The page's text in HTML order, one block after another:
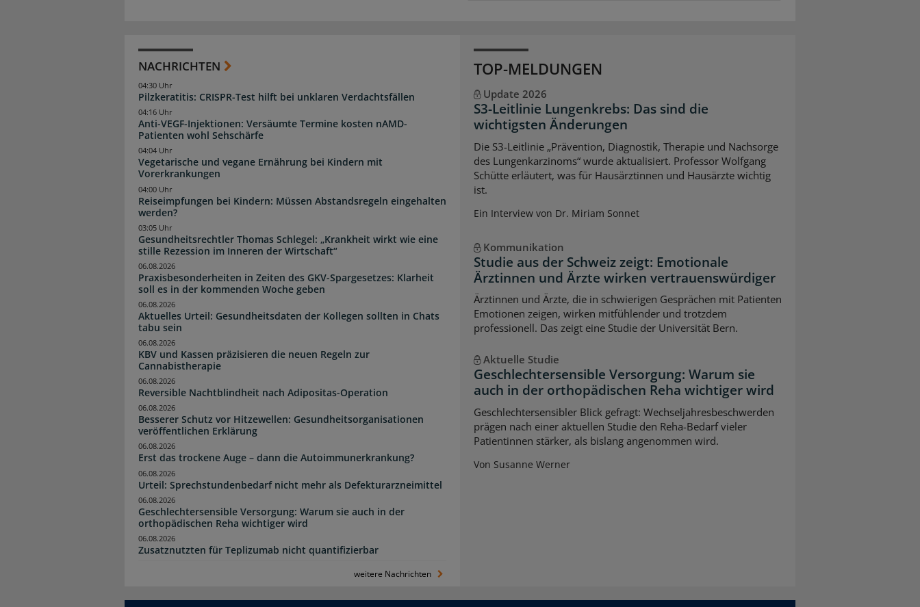
NACHRICHTEN
Pilzkeratitis: CRISPR-Test hilft bei unklaren Verdachtsfällen
04:30 Uhr
Anti-VEGF-Injektionen: Versäumte Termine kosten nAMD-
Patienten wohl Sehschärfe
04:16 Uhr
Vegetarische und vegane Ernährung bei Kindern mit
Vorerkrankungen
04:04 Uhr
Reiseimpfungen bei Kindern: Müssen Abstandsregeln eingehalten
werden?
04:00 Uhr
Gesundheitsrechtler Thomas Schlegel: „Krankheit wirkt wie eine
stille Rezession im Inneren der Wirtschaft“
03:05 Uhr
Praxisbesonderheiten in Zeiten des GKV-Spargesetzes: Klarheit
soll es in der kommenden Woche geben
06.08.2026
Aktuelles Urteil: Gesundheitsdaten der Kollegen sollten in Chats
tabu sein
06.08.2026
KBV und Kassen präzisieren die neuen Regeln zur
Cannabistherapie
06.08.2026
Reversible Nachtblindheit nach Adipositas-Operation
06.08.2026
Besserer Schutz vor Hitzewellen: Gesundheitsorganisationen
veröffentlichen Erklärung
06.08.2026
Erst das trockene Auge – dann die Autoimmunerkrankung?
06.08.2026
Urteil: Sprechstundenbedarf nicht mehr als Defekturarzneimittel
06.08.2026
Geschlechtersensible Versorgung: Warum sie auch in der
orthopädischen Reha wichtiger wird
06.08.2026
Zusatznutzten für Teplizumab nicht quantifizierbar
06.08.2026
weitere Nachrichten
TOP-MELDUNGEN
Update 2026
S3-Leitlinie Lungenkrebs: Das sind die
wichtigsten Änderungen
Die S3-Leitlinie „Prävention, Diagnostik, Therapie und Nachsorge
des Lungenkarzinoms“ wurde aktualisiert. Professor Wolfgang
Schütte erläutert, was für Hausärztinnen und Hausärzte wichtig
ist.
Ein Interview von Dr. Miriam Sonnet
Kommunikation
Studie aus der Schweiz zeigt: Emotionale
Ärztinnen und Ärzte wirken vertrauenswürdiger
Ärztinnen und Ärzte, die in schwierigen Gesprächen mit Patienten
Emotionen zeigen, wirken mitfühlender und trotzdem
professionell. Das zeigt eine Studie der Universität Bern.
Aktuelle Studie
Geschlechtersensible Versorgung: Warum sie
auch in der orthopädischen Reha wichtiger wird
Geschlechtersensibler Blick gefragt: Wechseljahresbeschwerden
prägen nach einer aktuellen Studie den Reha-Bedarf vieler
Patientinnen stärker, als bislang angenommen wird.
Von Susanne Werner